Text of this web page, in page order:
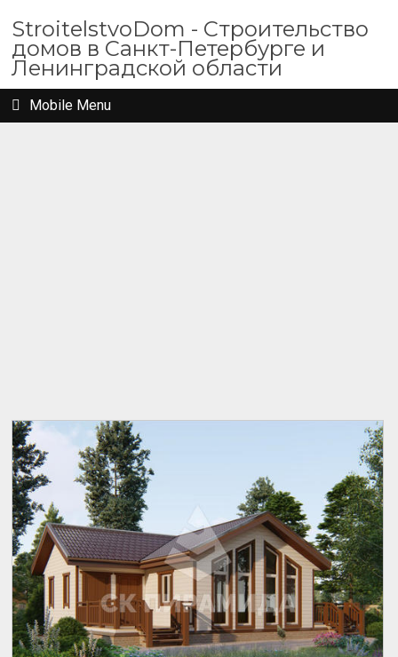
StroitelstvoDom - Строительство
домов в Санкт-Петербурге и
Ленинградской области
Mobile Menu